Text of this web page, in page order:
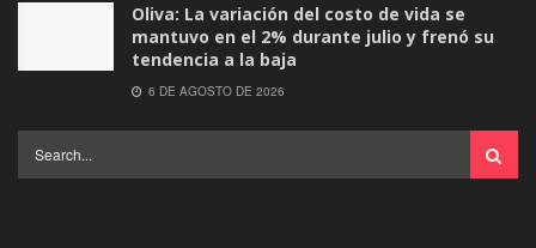
Oliva: La variación del costo de vida se
mantuvo en el 2% durante julio y frenó su
tendencia a la baja
6 DE AGOSTO DE 2026